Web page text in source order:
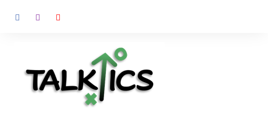
Inhalt